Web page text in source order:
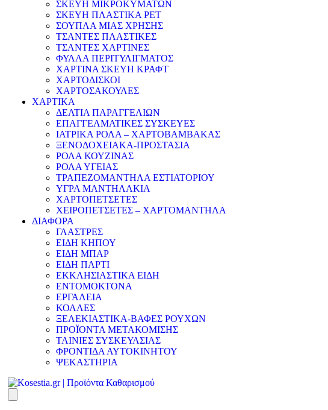
ΣΚΕΥΗ ΜΙΚΡΟΚΥΜΑΤΩΝ
ΣΚΕΥΗ ΠΛΑΣΤΙΚΑ PET
ΣΟΥΠΛΑ ΜΙΑΣ ΧΡΗΣΗΣ
ΤΣΑΝΤΕΣ ΠΛΑΣΤΙΚΕΣ
ΤΣΑΝΤΕΣ ΧΑΡΤΙΝΕΣ
ΦΥΛΛΑ ΠΕΡΙΤΥΛΙΓΜΑΤΟΣ
ΧΑΡΤΙΝΑ ΣΚΕΥΗ ΚΡΑΦΤ
ΧΑΡΤΟΔΙΣΚΟΙ
ΧΑΡΤΟΣΑΚΟΥΛΕΣ
ΧΑΡΤΙΚΑ
ΔΕΛΤΙΑ ΠΑΡΑΓΓΕΛΙΩΝ
ΕΠΑΓΓΕΛΜΑΤΙΚΕΣ ΣΥΣΚΕΥΕΣ
ΙΑΤΡΙΚΑ ΡΟΛΑ – ΧΑΡΤΟΒΑΜΒΑΚΑΣ
ΞΕΝΟΔΟΧΕΙΑΚΑ-ΠΡΟΣΤΑΣΙΑ
ΡΟΛΑ ΚΟΥΖΙΝΑΣ
ΡΟΛΑ ΥΓΕΙΑΣ
ΤΡΑΠΕΖΟΜΑΝΤΗΛΑ ΕΣΤΙΑΤΟΡΙΟΥ
ΥΓΡΑ ΜΑΝΤΗΛΑΚΙΑ
ΧΑΡΤΟΠΕΤΣΕΤΕΣ
ΧΕΙΡΟΠΕΤΣΕΤΕΣ – ΧΑΡΤΟΜΑΝΤΗΛΑ
ΔΙΑΦΟΡΑ
ΓΛΑΣΤΡΕΣ
ΕΙΔΗ ΚΗΠΟΥ
ΕΙΔΗ ΜΠΑΡ
ΕΙΔΗ ΠΑΡΤΙ
ΕΚΚΛΗΣΙΑΣΤΙΚΑ ΕΙΔΗ
ΕΝΤΟΜΟΚΤΟΝΑ
ΕΡΓΑΛΕΙΑ
ΚΟΛΛΕΣ
ΞΕΛΕΚΙΑΣΤΙΚΑ-ΒΑΦΕΣ ΡΟΥΧΩΝ
ΠΡΟΪΟΝΤΑ ΜΕΤΑΚΟΜΙΣΗΣ
ΤΑΙΝΙΕΣ ΣΥΣΚΕΥΑΣΙΑΣ
ΦΡΟΝΤΙΔΑ ΑΥΤΟΚΙΝΗΤΟΥ
ΨΕΚΑΣΤΗΡΙΑ